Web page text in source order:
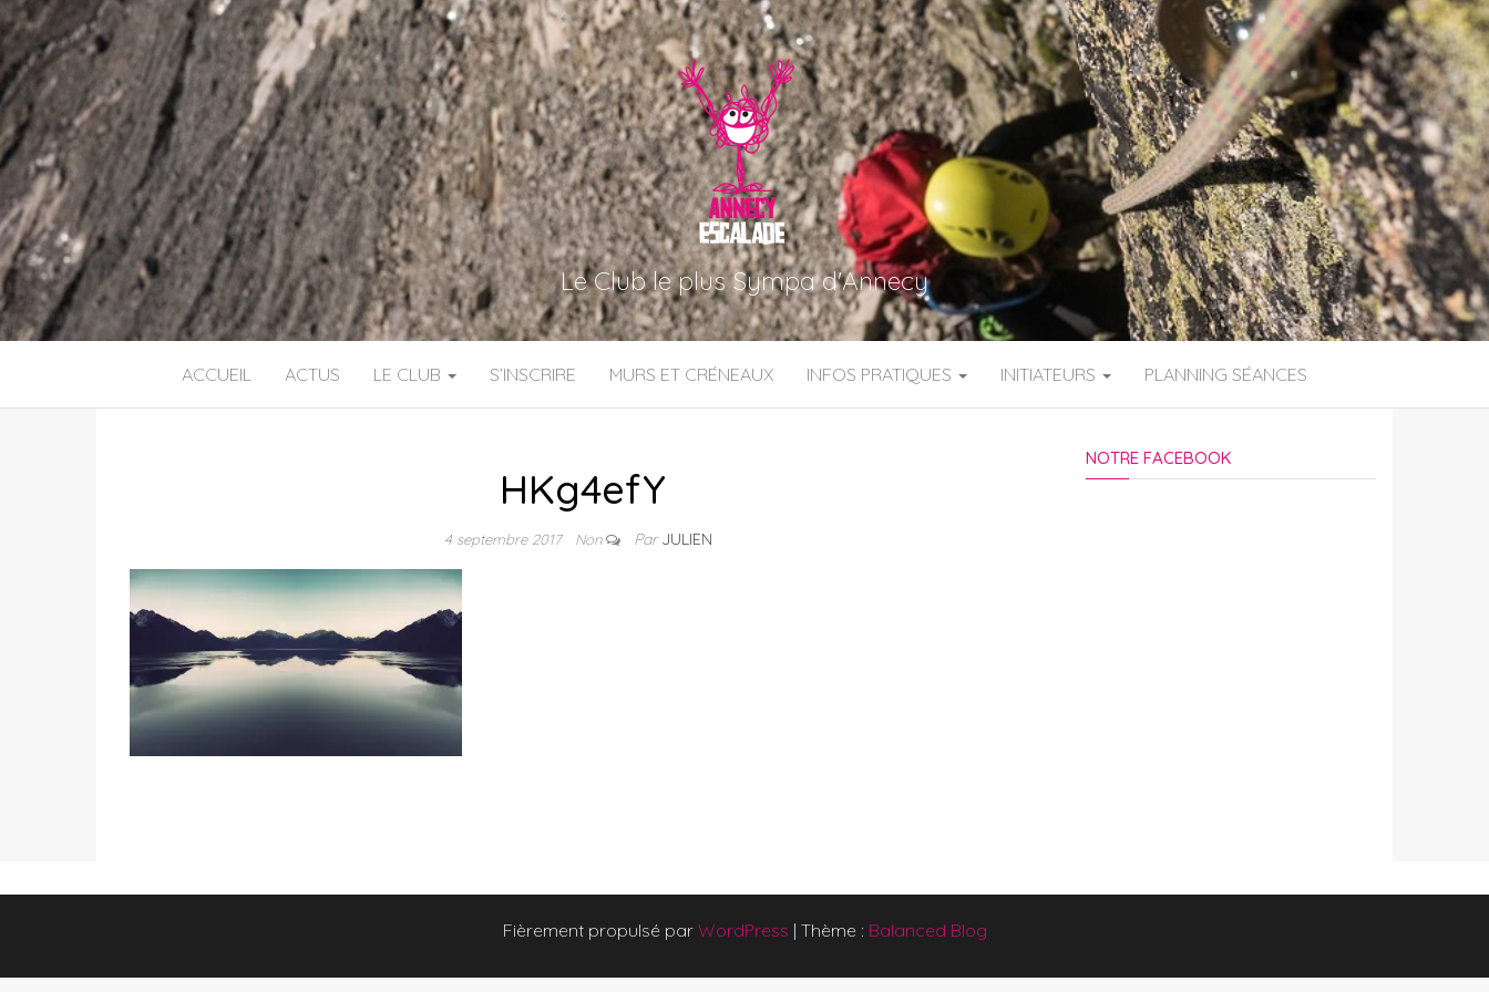
Le Club le plus Sympa d'Annecy
ACCUEIL ACTUS LE CLUB S’INSCRIRE MURS ET CRÉNEAUX INFOS PRATIQUES INITIATEURS PLANNING SÉANCES
HKg4efY
4 septembre 2017 Non ParJULIEN
NOTRE FACEBOOK
Fièrement propulsé par WordPress | Thème : Balanced Blog